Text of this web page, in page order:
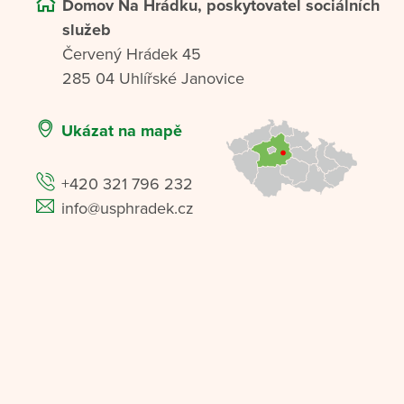
Domov Na Hrádku, poskytovatel sociálních
služeb
Červený Hrádek 45
285 04 Uhlířské Janovice
Ukázat na mapě
+420 321 796 232
info@usphradek.cz